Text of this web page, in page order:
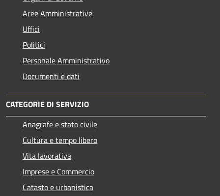
Aree Amministrative
Uffici
Politici
Personale Amministrativo
Documenti e dati
CATEGORIE DI SERVIZIO
Anagrafe e stato civile
Cultura e tempo libero
Vita lavorativa
Imprese e Commercio
Catasto e urbanistica